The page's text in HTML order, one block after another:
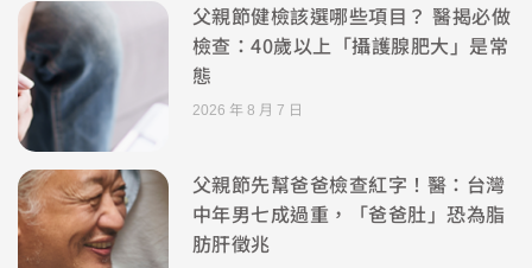
父親節健檢該選哪些項目？ 醫揭必做
檢查：40歲以上「攝護腺肥大」是常
態
2026 年 8 月 7 日
父親節先幫爸爸檢查紅字！醫：台灣
中年男七成過重，「爸爸肚」恐為脂
肪肝徵兆